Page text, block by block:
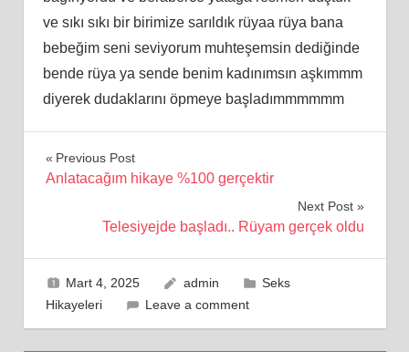
ve sıkı sıkı bir birimize sarıldık rüyaa rüya bana
bebeğim seni seviyorum muhteşemsin dediğinde
bende rüya ya sende benim kadınımsın aşkımmm
diyerek dudaklarını öpmeye başladımmmmmm
Yazı
Previous Post
Anlatacağım hikaye %100 gerçektir
Next Post
Telesiyejde başladı.. Rüyam gerçek oldu
Mart 4, 2025 admin
Seks
Hikayeleri
Leave a comment